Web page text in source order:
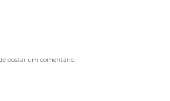
postar um comentário.